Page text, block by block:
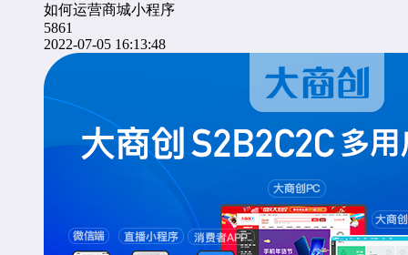
如何运营商城小程序
5861
2022-07-05 16:13:48